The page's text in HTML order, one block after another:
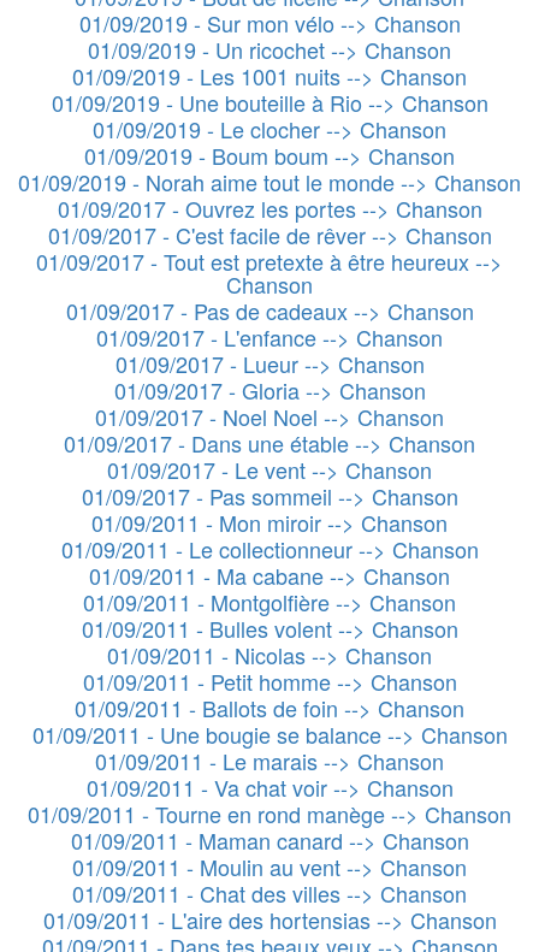
01/09/2019 - Sur mon vélo --> Chanson
01/09/2019 - Un ricochet --> Chanson
01/09/2019 - Les 1001 nuits --> Chanson
01/09/2019 - Une bouteille à Rio --> Chanson
01/09/2019 - Le clocher --> Chanson
01/09/2019 - Boum boum --> Chanson
01/09/2019 - Norah aime tout le monde --> Chanson
01/09/2017 - Ouvrez les portes --> Chanson
01/09/2017 - C'est facile de rêver --> Chanson
01/09/2017 - Tout est pretexte à être heureux -->
Chanson
01/09/2017 - Pas de cadeaux --> Chanson
01/09/2017 - L'enfance --> Chanson
01/09/2017 - Lueur --> Chanson
01/09/2017 - Gloria --> Chanson
01/09/2017 - Noel Noel --> Chanson
01/09/2017 - Dans une étable --> Chanson
01/09/2017 - Le vent --> Chanson
01/09/2017 - Pas sommeil --> Chanson
01/09/2011 - Mon miroir --> Chanson
01/09/2011 - Le collectionneur --> Chanson
01/09/2011 - Ma cabane --> Chanson
01/09/2011 - Montgolfière --> Chanson
01/09/2011 - Bulles volent --> Chanson
01/09/2011 - Nicolas --> Chanson
01/09/2011 - Petit homme --> Chanson
01/09/2011 - Ballots de foin --> Chanson
01/09/2011 - Une bougie se balance --> Chanson
01/09/2011 - Le marais --> Chanson
01/09/2011 - Va chat voir --> Chanson
01/09/2011 - Tourne en rond manège --> Chanson
01/09/2011 - Maman canard --> Chanson
01/09/2011 - Moulin au vent --> Chanson
01/09/2011 - Chat des villes --> Chanson
01/09/2011 - L'aire des hortensias --> Chanson